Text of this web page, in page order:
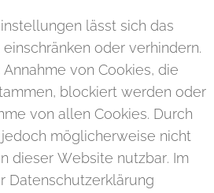
lässt sich das
oder verhindern.
Annahme von Cookies, die
blockiert werden oder
von allen Cookies. Durch
möglicherweise nicht
dieser Website nutzbar. Im
Datenschutzerklärung